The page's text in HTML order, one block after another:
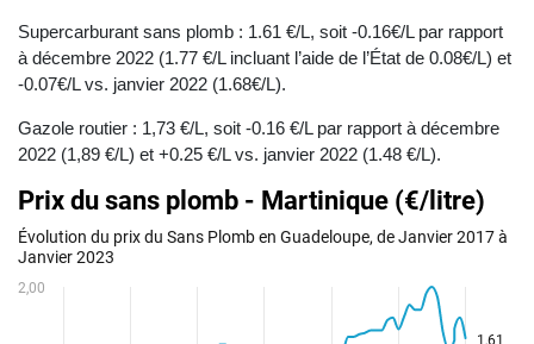
Supercarburant sans plomb : 1.61 €/L, soit -0.16€/L par rapport
à décembre 2022 (1.77 €/L incluant l’aide de l’État de 0.08€/L) et
-0.07€/L vs. janvier 2022 (1.68€/L).
Gazole routier : 1,73 €/L, soit -0.16 €/L par rapport à décembre
2022 (1,89 €/L) et +0.25 €/L vs. janvier 2022 (1.48 €/L).